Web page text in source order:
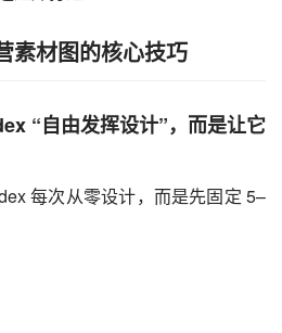
素材图的核心技巧
“自由发挥设计”，而是让它
每次从零设计，而是先固定 5–